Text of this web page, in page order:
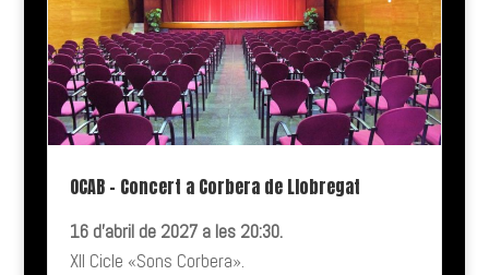
OCAB – Concert a Corbera de Llobregat
16 d’abril de 2027 a les 20:30.
XII Cicle «Sons Corbera».